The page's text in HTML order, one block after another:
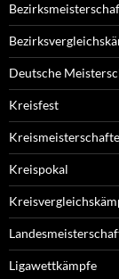
Deutsche
Kreisfest
Kreispokal
Ligawettkämpfe